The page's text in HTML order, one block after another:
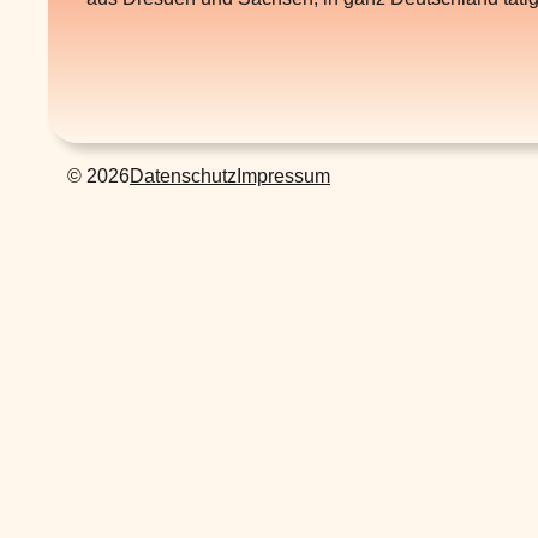
© 2026Datenschutz Impressum